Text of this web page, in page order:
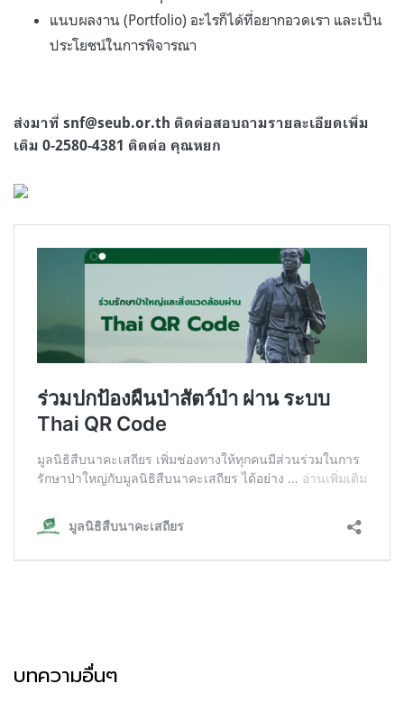
แนบผลงาน (Portfolio) อะไรก็ได้ที่อยากอวดเรา และเป็น
ประโยชน์ในการพิจารณา
ส่งมาที่ snf@seub.or.th ติดต่อสอบถามรายละเอียดเพิ่ม
เติม 0-2580-4381 ติดต่อ คุณหยก
บทความอื่นๆ